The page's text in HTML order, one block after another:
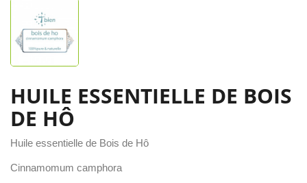
HUILE ESSENTIELLE DE BOIS
DE HÔ
Huile essentielle de Bois de Hô
Cinnamomum camphora